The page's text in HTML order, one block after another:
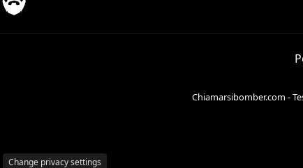
Chiamarsibomber.com -
Change privacy settings